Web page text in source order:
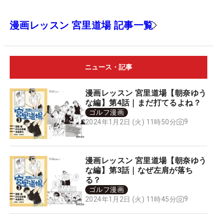
漫画レッスン 宮里道場 記事一覧
ニュース・記事
漫画レッスン 宮里道場【朝奈ゆう
な編】第4話｜まだ打てるよね？
ゴルフ漫画
2024年1月2日 (火) 11時50分
9
漫画レッスン 宮里道場【朝奈ゆう
な編】第3話｜なぜ左肩が落ち
る？
ゴルフ漫画
2024年1月2日 (火) 11時45分
9